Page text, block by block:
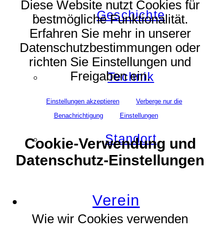
Geschichte
Technik
Standort
Verein
Diese Website nutzt Cookies für
bestmögliche Funktionalität.
Erfahren Sie mehr in unserer
Datenschutzbestimmungen oder
richten Sie Einstellungen und
Freigaben ein.
Einstellungen akzeptieren
Verberge nur die
Benachrichtigung
Einstellungen
Cookie-Verwendung und
Datenschutz-Einstellungen
Wie wir Cookies verwenden